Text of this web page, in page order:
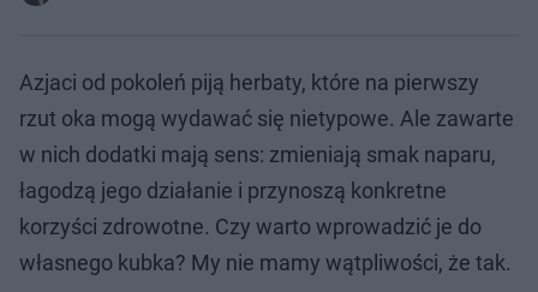
Azjaci od pokoleń piją herbaty, które na pierwszy
rzut oka mogą wydawać się nietypowe. Ale zawarte
w nich dodatki mają sens: zmieniają smak naparu,
łagodzą jego działanie i przynoszą konkretne
korzyści zdrowotne. Czy warto wprowadzić je do
własnego kubka? My nie mamy wątpliwości, że tak.